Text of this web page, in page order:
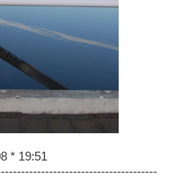
* 19:51